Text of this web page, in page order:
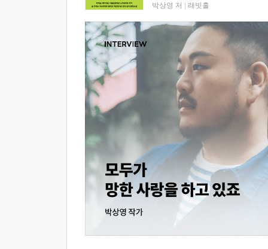
박상영 저 래빗홀